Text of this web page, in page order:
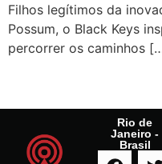
Filhos legítimos da
Possum, o Black Keys
percorrer os caminhos
Rio de
Janeiro -
Brasil